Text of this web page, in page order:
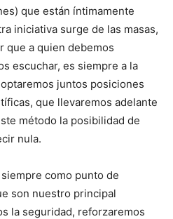
que están íntimamente
iniciativa surge de las masas,
que a quien debemos
escuchar, es siempre a la
juntos posiciones
que llevaremos adelante
método la posibilidad de
nula.
como punto de
son nuestro principal
la seguridad, reforzaremos